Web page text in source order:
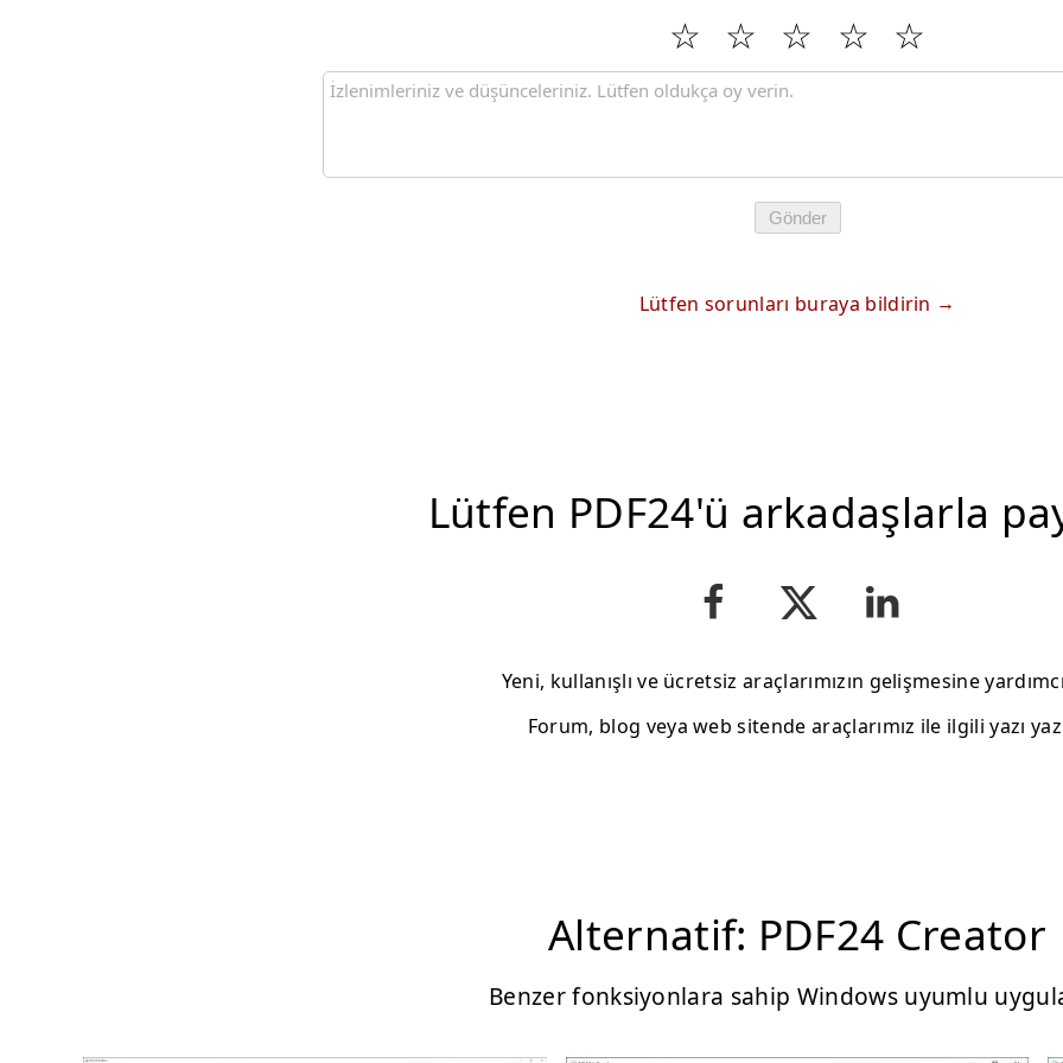
Gönder
Lütfen sorunları buraya bildirin
Lütfen PDF24'ü arkadaşlarla
Yeni, kullanışlı ve ücretsiz araçlarımızın gelişmesine
Forum, blog veya web sitende araçlarımız ile ilgili yazı
Alternatif: PDF24 Creator
Benzer fonksiyonlara sahip Windows uyumlu